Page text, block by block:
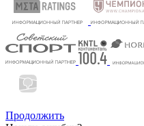
Продолжить